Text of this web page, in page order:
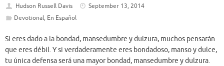
Hudson Russell Davis
September 13, 2014
Devotional, En Español
Si eres dado a la bondad, mansedumbre y dulzura, muchos pensarán
que eres débil. Y si verdaderamente eres bondadoso, manso y dulce,
tu única defensa será una mayor bondad, mansedumbre y dulzura.